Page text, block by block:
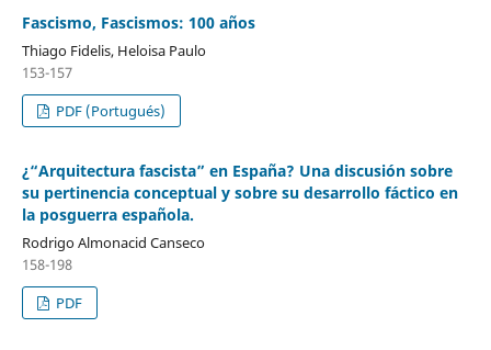
Fascismo, Fascismos: 100 años
Thiago Fidelis, Heloisa Paulo
153-157
PDF (Portugués)
¿“Arquitectura fascista” en España? Una discusión sobre
su pertinencia conceptual y sobre su desarrollo fáctico en
la posguerra española.
Rodrigo Almonacid Canseco
158-198
PDF